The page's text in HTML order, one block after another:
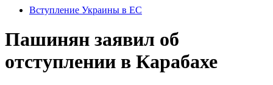
Вступление Украины в ЕС
Пашинян заявил об
отступлении в Карабахе